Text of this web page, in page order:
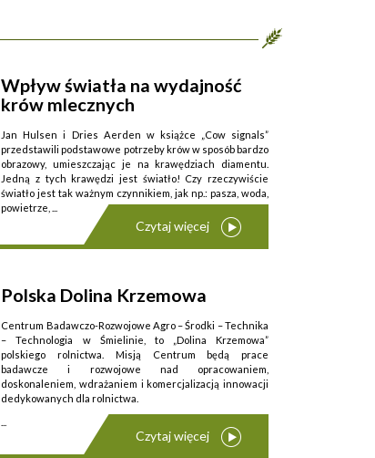
Wpływ światła na wydajność
krów mlecznych
Jan Hulsen i Dries Aerden w książce „Cow signals”
przedstawili podstawowe potrzeby krów w sposób bardzo
obrazowy, umieszczając je na krawędziach diamentu.
Jedną z tych krawędzi jest światło! Czy rzeczywiście
światło jest tak ważnym czynnikiem, jak np.: pasza, woda,
powietrze, ...
Czytaj więcej
Polska Dolina Krzemowa
Centrum Badawczo-Rozwojowe Agro – Środki – Technika
– Technologia w Śmielinie, to „Dolina Krzemowa”
polskiego rolnictwa. Misją Centrum będą prace
badawcze i rozwojowe nad opracowaniem,
doskonaleniem, wdrażaniem i komercjalizacją innowacji
dedykowanych dla rolnictwa.
Czytaj więcej